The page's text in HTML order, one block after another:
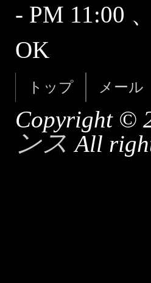
- PM 11:00
OK
トップ メール
Copyright ©
ンス All